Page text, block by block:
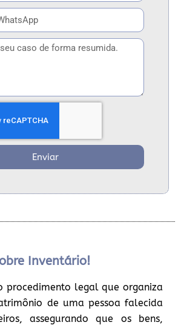
Enviar
Inventário!
procedimento legal que organiza
de uma pessoa falecida
assegurando que os bens,